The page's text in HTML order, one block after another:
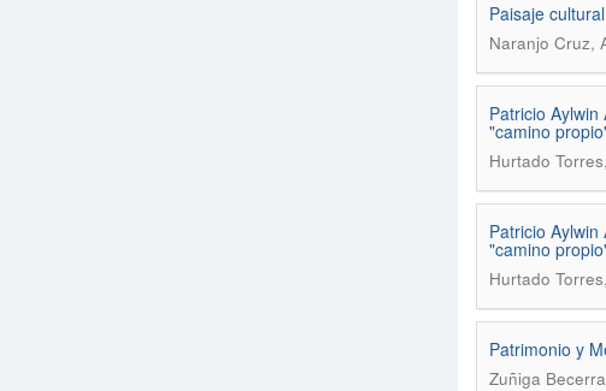
Paisaje
Naranjo Cruz,
Patricio
"camino
Hurtado
Patricio
"camino
Hurtado
Patrimonio y
Zuñiga